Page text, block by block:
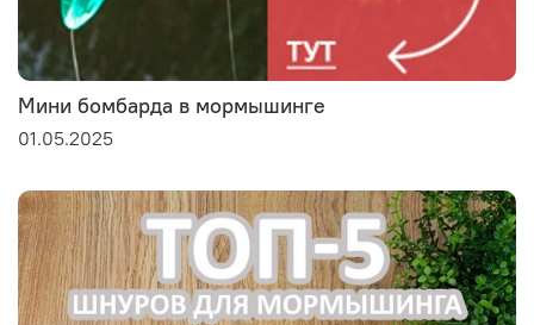
Мини бомбарда в мормышинге
01.05.2025